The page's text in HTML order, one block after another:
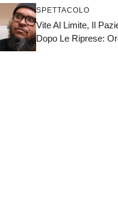
SPETTACOLO
Vite Al Limite, Il
Dopo Le Riprese: